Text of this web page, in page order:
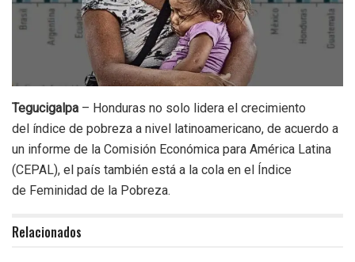
Tegucigalpa – Honduras no solo lidera el crecimiento
del índice de pobreza a nivel latinoamericano, de acuerdo a
un informe de la Comisión Económica para América Latina
(CEPAL), el país también está a la cola en el Índice
de Feminidad de la Pobreza.
Relacionados